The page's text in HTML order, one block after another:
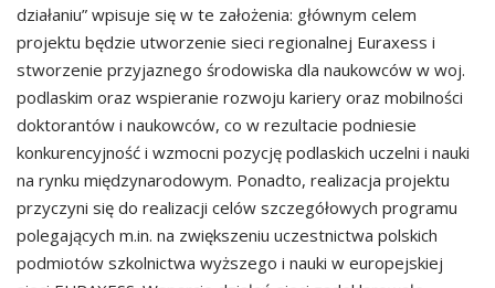
działaniu” wpisuje się w te założenia: głównym celem
projektu będzie utworzenie sieci regionalnej Euraxess i
stworzenie przyjaznego środowiska dla naukowców w woj.
podlaskim oraz wspieranie rozwoju kariery oraz mobilności
doktorantów i naukowców, co w rezultacie podniesie
konkurencyjność i wzmocni pozycję podlaskich uczelni i nauki
na rynku międzynarodowym. Ponadto, realizacja projektu
przyczyni się do realizacji celów szczegółowych programu
polegających m.in. na zwiększeniu uczestnictwa polskich
podmiotów szkolnictwa wyższego i nauki w europejskiej